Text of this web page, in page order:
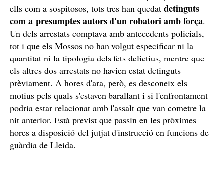
ells com a sospitosos, tots tres han quedat detinguts
com a presumptes autors d'un robatori amb força.
Un dels arrestats comptava amb antecedents policials,
tot i que els Mossos no han volgut especificar ni la
quantitat ni la tipologia dels fets delictius, mentre que
els altres dos arrestats no havien estat detinguts
prèviament. A hores d'ara, però, es desconeix els
motius pels quals s'estaven barallant i si l'enfrontament
podria estar relacionat amb l'assalt que van cometre la
nit anterior. Està previst que passin en les pròximes
hores a disposició del jutjat d'instrucció en funcions de
guàrdia de Lleida.